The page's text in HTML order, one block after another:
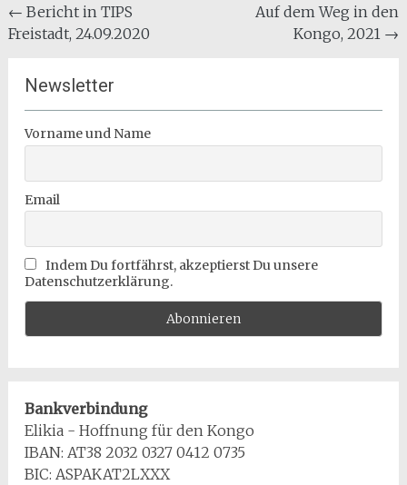
Beitragsnavigation
← Bericht in TIPS
Freistadt, 24.09.2020
Auf dem Weg in den
Kongo, 2021 →
Newsletter
Vorname und Name
Email
Indem Du fortfährst, akzeptierst Du unsere
Datenschutzerklärung.
Bankverbindung
Elikia - Hoffnung für den Kongo
IBAN: AT38 2032 0327 0412 0735
BIC: ASPAKAT2LXXX